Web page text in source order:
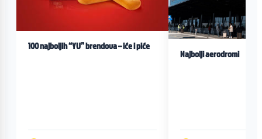
100 najboljih “YU” brendova – iće i piće
Najbolji aerodromi